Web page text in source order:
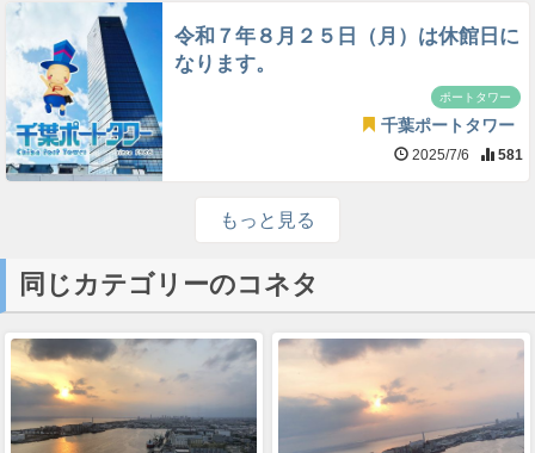
令和７年８月２５日（月）は休館日に
なります。
ポートタワー
千葉ポートタワー
2025/7/6 581
もっと見る
同じカテゴリーのコネタ